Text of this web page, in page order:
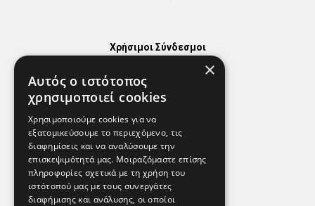
Χρήσιμοι Σύνδεσμοι
Χρήσιμα Τηλέφωνα
Εφημερεύοντα Φαρμακεία
Απόρρητο
Όροι Χρήσης
×
Αυτός ο ιστότοπος
χρησιμοποιεί cookies
Χρησιμοποιούμε cookies για να
εξατομικεύσουμε το περιεχόμενο, τις
διαφημίσεις και να αναλύσουμε την
επισκεψιμότητά μας. Μοιραζόμαστε επίσης
πληροφορίες σχετικά με τη χρήση του
ιστότοπού μας με τους συνεργάτες
διαφήμισης και ανάλυσης, οι οποίοι